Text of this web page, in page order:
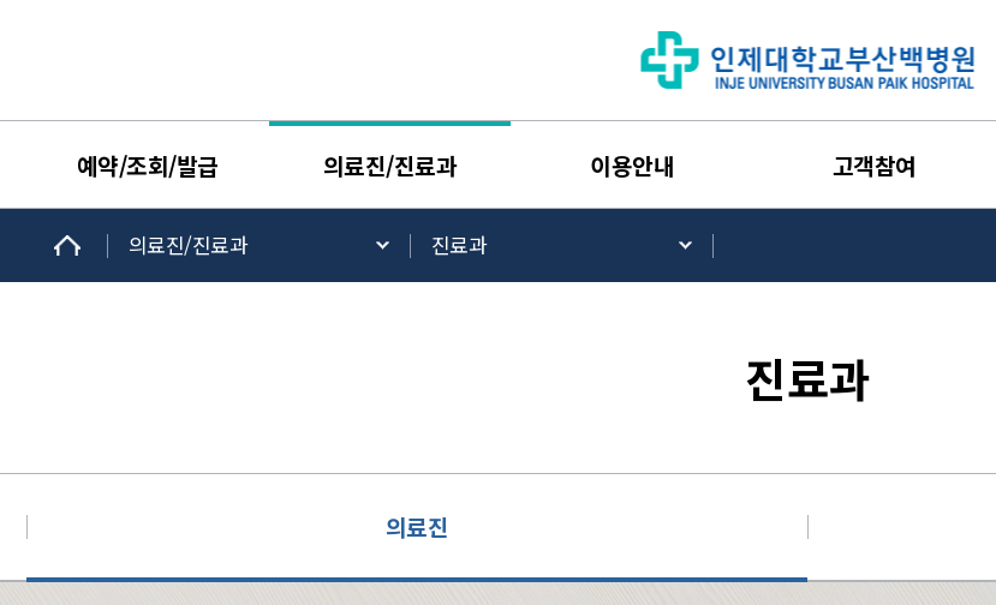
예약/조회/발급 의료진/진료과 이용안내 고객참여
의료진/진료과 진료과
진료과
의료진